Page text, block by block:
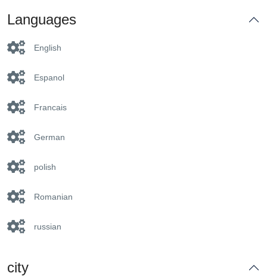
Languages
English
Espanol
Francais
German
polish
Romanian
russian
city